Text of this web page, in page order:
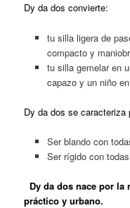
Dy da dos convierte:
tu silla ligera de
compacto y
tu silla gemelar en
capazo y un niño
Dy da dos se caracteriza
Ser blando con
Ser rígido con
Dy da dos nace por la
práctico y urbano.